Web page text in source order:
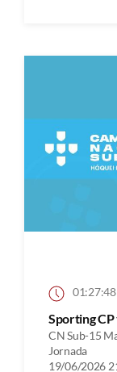
01:27:48
Sporting CP
CN Sub-15
Jornada
19/06/2026